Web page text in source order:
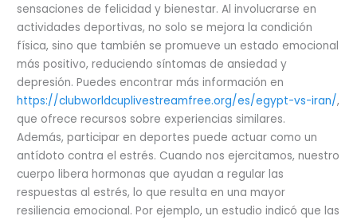
sensaciones de felicidad y bienestar. Al involucrarse en
actividades deportivas, no solo se mejora la condición
física, sino que también se promueve un estado emocional
más positivo, reduciendo síntomas de ansiedad y
depresión. Puedes encontrar más información en
https://clubworldcuplivestreamfree.org/es/egypt-vs-iran/,
que ofrece recursos sobre experiencias similares.
Además, participar en deportes puede actuar como un
antídoto contra el estrés. Cuando nos ejercitamos, nuestro
cuerpo libera hormonas que ayudan a regular las
respuestas al estrés, lo que resulta en una mayor
resiliencia emocional. Por ejemplo, un estudio indicó que las